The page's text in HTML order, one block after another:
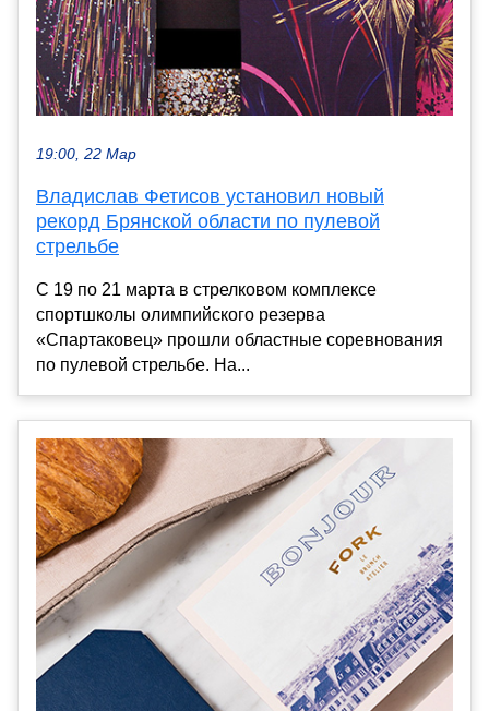
19:00, 22 Мар
Владислав Фетисов установил новый
рекорд Брянской области по пулевой
стрельбе
С 19 по 21 марта в стрелковом комплексе
спортшколы олимпийского резерва
«Спартаковец» прошли областные соревнования
по пулевой стрельбе. На...